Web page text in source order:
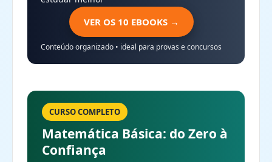
VER OS 10 EBOOKS →
Conteúdo organizado • ideal para provas e concursos
CURSO COMPLETO
Matemática Básica: do Zero à
Confiança